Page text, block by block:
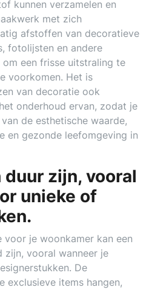
kunnen verzamelen en
met zich
afstoffen van decoratieve
fotolijsten en andere
om een frisse uitstraling te
voorkomen. Het is
van decoratie ook
onderhoud ervan, zodat je
de esthetische waarde,
en gezonde leefomgeving in
zijn, vooral
unieke of
je woonkamer kan een
zijn, vooral wanneer je
De
exclusieve items hangen,